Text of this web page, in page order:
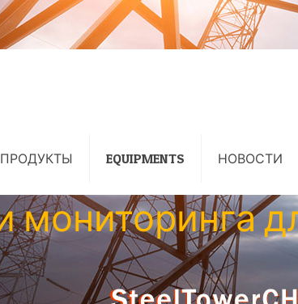
ПРОДУКТЫ EQUIPMENTS НОВОСТИ
мониторинга